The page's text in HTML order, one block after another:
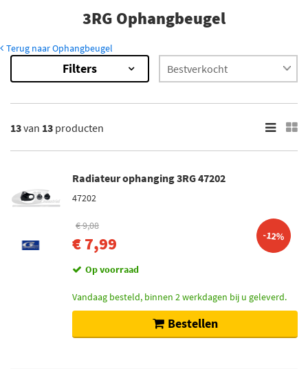
3RG Ophangbeugel
Terug naar Ophangbeugel
Filters
13van 13 producten
Radiateur ophanging 3RG 47202
47202
€ 9,08
€ 7,99 -12%
Op voorraad
Vandaag besteld, binnen 2 werkdagen bij u geleverd.
Bestellen